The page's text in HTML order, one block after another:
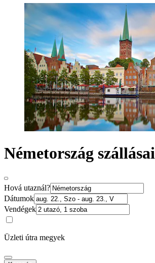
Németország szállásai
Hová utaznál?
Dátumok
Vendégek
Üzleti útra megyek